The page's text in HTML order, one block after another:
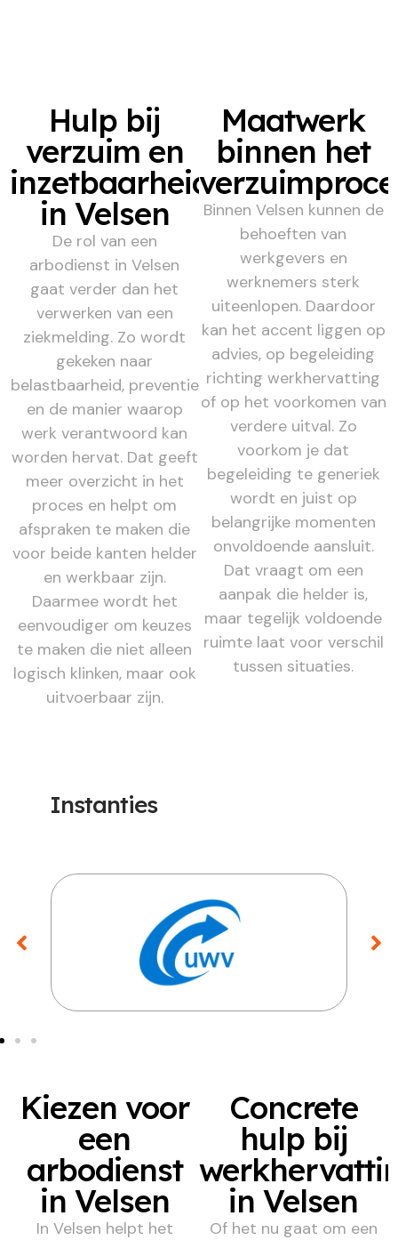
Hulp bij
verzuim en
inzetbaarheid
in Velsen
De rol van een
arbodienst in Velsen
gaat verder dan het
verwerken van een
ziekmelding. Zo wordt
gekeken naar
belastbaarheid, preventie
en de manier waarop
werk verantwoord kan
worden hervat. Dat geeft
meer overzicht in het
proces en helpt om
afspraken te maken die
voor beide kanten helder
en werkbaar zijn.
Daarmee wordt het
eenvoudiger om keuzes
te maken die niet alleen
logisch klinken, maar ook
uitvoerbaar zijn.
Maatwerk
binnen het
Binnen Velsen kunnen de
behoeften van
werkgevers en
werknemers sterk
uiteenlopen. Daardoor
kan het accent liggen op
advies, op begeleiding
richting werkhervatting
of op het voorkomen van
verdere uitval. Zo
voorkom je dat
begeleiding te generiek
wordt en juist op
belangrijke momenten
onvoldoende aansluit.
Dat vraagt om een
aanpak die helder is,
maar tegelijk voldoende
ruimte laat voor verschil
tussen situaties.
Instanties
Kiezen voor
een
arbodienst
in Velsen
In Velsen helpt het
Concrete
hulp bij
in Velsen
Of het nu gaat om een